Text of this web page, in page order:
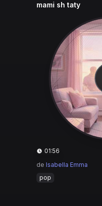
mami sh taty
01:56
de Isabella Emma
pop